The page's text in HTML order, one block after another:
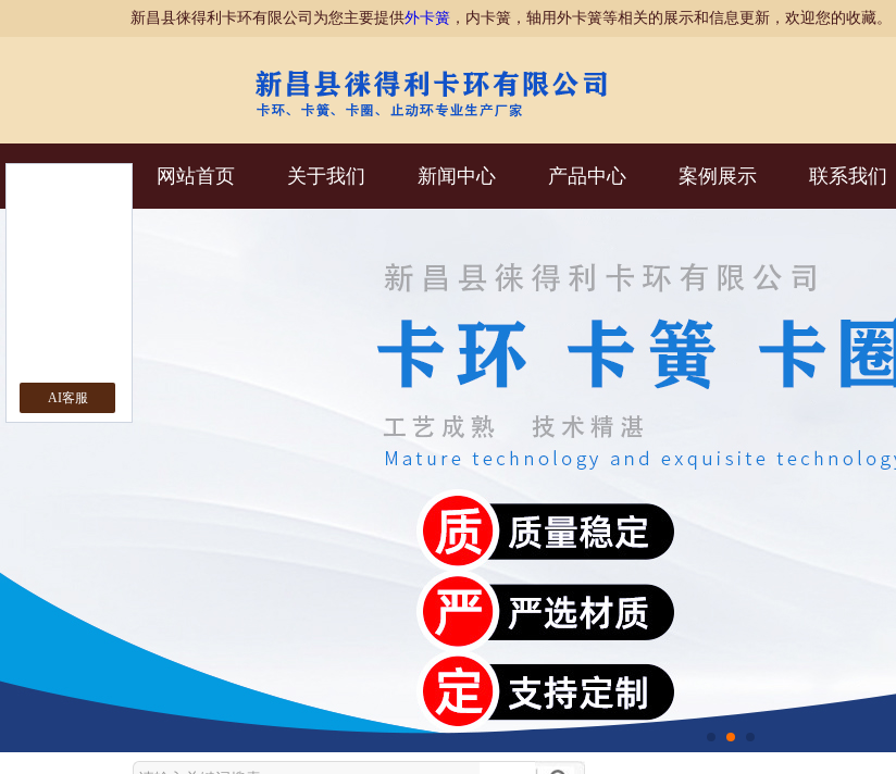
新昌县徕得利卡环有限公司为您主要提供外卡簧 ，内卡簧，轴用外卡簧等相关的展示和信息更新，欢迎您的收藏。
网站首页 关于我们 新闻中心 产品中心 案例展示 联系我们
AI客服